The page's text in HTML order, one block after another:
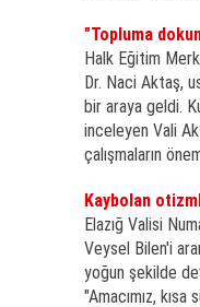
"Topluma
Halk Eğitim
Dr. Naci Aktaş,
bir araya geldi.
inceleyen Vali
çalışmaların
Kaybolan
Elazığ Valisi
Veysel Bilen'i
yoğun şekilde
"Amacımız,